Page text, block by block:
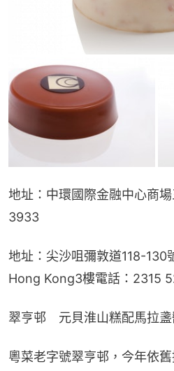
地址：中環國際金融中心商
3933
地址：尖沙咀彌敦道118-
Hong Kong3樓電話：2315
翠亨邨　元貝淮山糕配馬拉
粵菜老字號翠亨邨，今年依